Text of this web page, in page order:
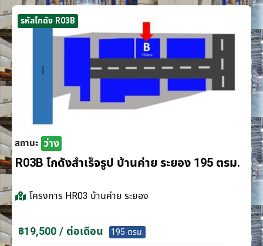
รหัสโกดัง R03B
สถานะ ว่าง
R03B โกดังสำเร็จรูป บ้านค่าย ระยอง 195 ตรม.
โครงการ HR03 บ้านค่าย ระยอง
฿19,500 / ต่อเดือน 195 ตรม.